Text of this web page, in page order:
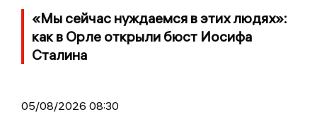
«Мы сейчас нуждаемся в этих людях»:
как в Орле открыли бюст Иосифа
Сталина
05/08/2026 08:30